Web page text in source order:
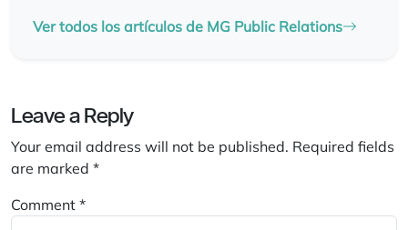
Ver todos los artículos de MG Public Relations
Leave a Reply
Your email address will not be published. Required fields
are marked *
Comment *